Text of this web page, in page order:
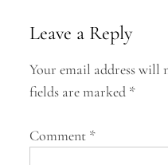
n
a
v
g
Leave a Reply
Your email address will
fields are marked *
Comment *